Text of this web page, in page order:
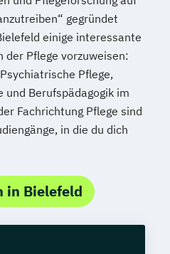
gegründet
einige interessante
der Pflege vorzuweisen:
Pflege,
und Berufspädagogik im
Fachrichtung Pflege sind
in die du dich
in Bielefeld